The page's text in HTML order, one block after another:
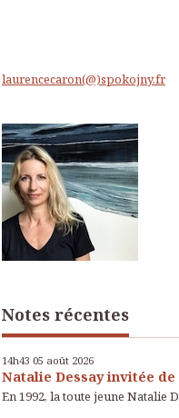
laurencecaron(@)spokojny.fr
Notes récentes
14h43 05 août 2026
Natalie Dessay invitée
En 1992, la toute jeune Natalie